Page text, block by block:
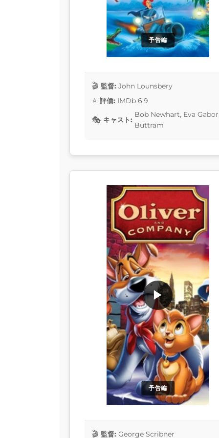
予告編
監督: John Lounsbery
評価: IMDb 6.9
キャスト:
Bob Newhart, Eva
Buttram
予告編
▶
監督: George Scribner